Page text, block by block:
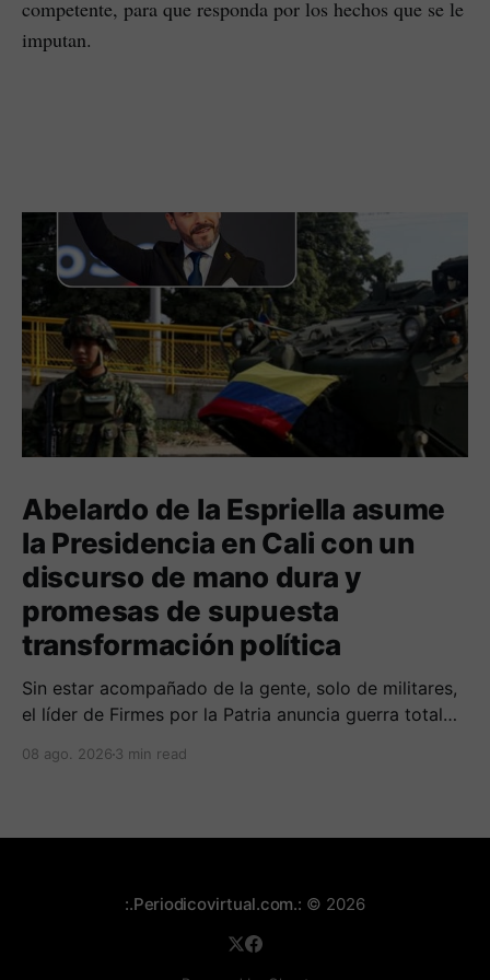
competente, para que responda por los hechos que se le
imputan.
Abelardo de la Espriella asume
la Presidencia en Cali con un
discurso de mano dura y
promesas de supuesta
transformación política
Sin estar acompañado de la gente, solo de militares,
el líder de Firmes por la Patria anuncia guerra total
posiblemente lucha contra la corrupción.
08 ago. 2026 3 min read
:.Periodicovirtual.com.: © 2026